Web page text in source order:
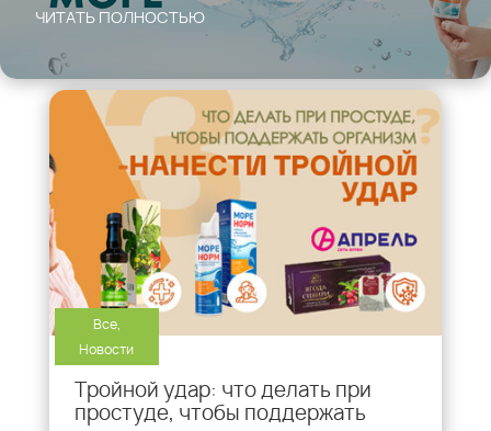
ЧИТАТЬ ПОЛНОСТЬЮ
Все,
Новости
Тройной удар: что делать при
простуде, чтобы поддержать